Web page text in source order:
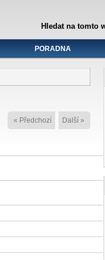
Hledat na tomto
PORADNA
« Předchozí Další »